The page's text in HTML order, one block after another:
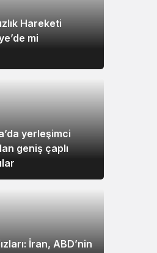
Hareketi
mi
yerleşimci
geniş çaplı
İran, ABD’nin